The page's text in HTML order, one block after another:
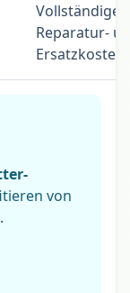
Vollständige
Reparatur-
von